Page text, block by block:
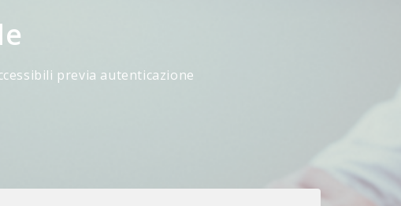
previa autenticazione